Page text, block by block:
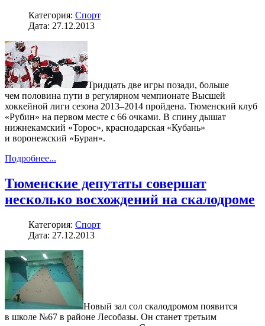
Категория: Спорт
Дата: 27.12.2013
Тридцать две игры позади, больше
чем половина пути в регулярном чемпионате Высшей
хоккейной лиги сезона 2013–2014 пройдена. Тюменский клуб
«Рубин» на первом месте с 66 очками. В спину дышат
нижнекамский «Торос», краснодарская «Кубань»
и воронежский «Буран».
Подробнее...
Тюменские депутаты совершат
несколько восхождений на скалодроме
Категория: Спорт
Дата: 27.12.2013
Новый зал сол скалодромом появится
в школе №67 в районе Лесобазы. Он станет третьим